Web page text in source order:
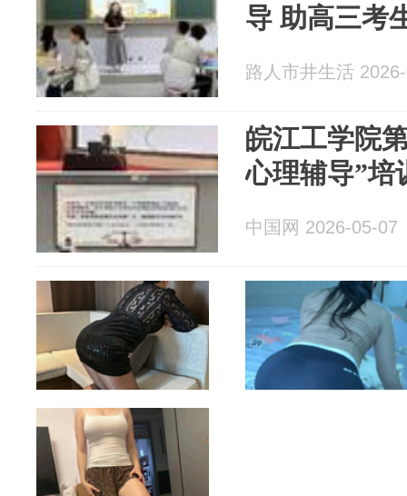
导 助高三考
路人市井生活
皖江工学院
心理辅导”培
中国网 2026-05-07